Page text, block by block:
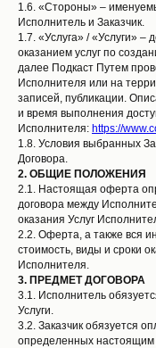
1.6. «Стороны» –
Исполнитель и Заказчик.
1.7. «Услуга» / «Услуги» –
оказанием услуг по
далее Подкаст Путем
Исполнителя или на
записей, публикации.
и время выполнения
Исполнителя: https://
1.8. Условия выбранных
Договора.
2. ОБЩИЕ ПОЛОЖЕНИЯ
2.1. Настоящая оферта
договора между
оказания Услуг
2.2. Оферта, а также вся
стоимость, виды и сроки
Исполнителя.
3. ПРЕДМЕТ ДОГОВОРА
3.1. Исполнитель
Услуги.
3.2. Заказчик обязуется
определенных настоящим